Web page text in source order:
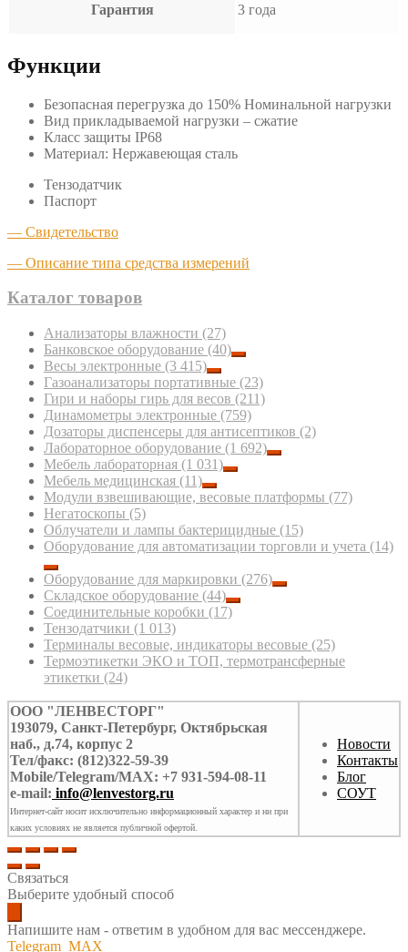
Гарантия 3 года
Функции
Безопасная перегрузка до 150% Номинальной нагрузки
Вид прикладываемой нагрузки – сжатие
Класс защиты IP68
Материал: Нержавеющая сталь
Тензодатчик
Паспорт
— Свидетельство
— Описание типа средства измерений
Каталог товаров
Анализаторы влажности (27)
Банковское оборудование (40)
Весы электронные (3 415)
Газоанализаторы портативные (23)
Гири и наборы гирь для весов (211)
Динамометры электронные (759)
Дозаторы диспенсеры для антисептиков (2)
Лабораторное оборудование (1 692)
Мебель лабораторная (1 031)
Мебель медицинская (11)
Модули взвешивающие, весовые платформы (77)
Негатоскопы (5)
Облучатели и лампы бактерицидные (15)
Оборудование для автоматизации торговли и учета (14)
Оборудование для маркировки (276)
Складское оборудование (44)
Соединительные коробки (17)
Тензодатчики (1 013)
Терминалы весовые, индикаторы весовые (25)
Термоэтикетки ЭКО и ТОП, термотрансферные
этикетки (24)
ООО "ЛЕНВЕСТОРГ"
193079, Санкт-Петербург, Октябрьская
наб., д.74, корпус 2
Тел/факс: (812)322-59-39
Mobile/Telegram/MAX: +7 931-594-08-11
e-mail: info@lenvestorg.ru
Интернет-сайт носит исключительно информационный характер и ни при
каких условиях не является публичной офертой.
Новости
Контакты
Блог
СОУТ
Связаться
Выберите удобный способ
Напишите нам - ответим в удобном для вас мессенджере.
Telegram MAX